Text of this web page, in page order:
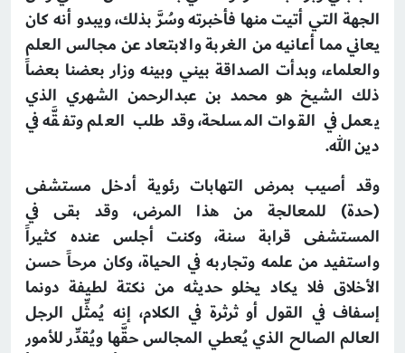
الجهة التي أتيت منها فأخبرته وسُرَّ بذلك، ويبدو أنه كان
يعاني مما أعانيه من الغربة والابتعاد عن مجالس العلم
والعلماء، وبدأت الصداقة بيني وبينه وزار بعضنا بعضاً
ذلك الشيخ هو محمد بن عبدالرحمن الشهري الذي
يعمل في القوات المسلحة، وقد طلب العلم وتفقَّه في
دين الله.
وقد أصيب بمرض التهابات رئوية أدخل مستشفى
(حدة) للمعالجة من هذا المرض، وقد بقى في
المستشفى قرابة سنة، وكنت أجلس عنده كثيراً
واستفيد من علمه وتجاربه في الحياة، وكان مرحاً حسن
الأخلاق فلا يكاد يخلو حديثه من نكتة لطيفة دونما
إسفاف في القول أو ثرثرة في الكلام، إنه يُمثِّل الرجل
العالم الصالح الذي يُعطي المجالس حقَّها ويُقدِّر للأمور